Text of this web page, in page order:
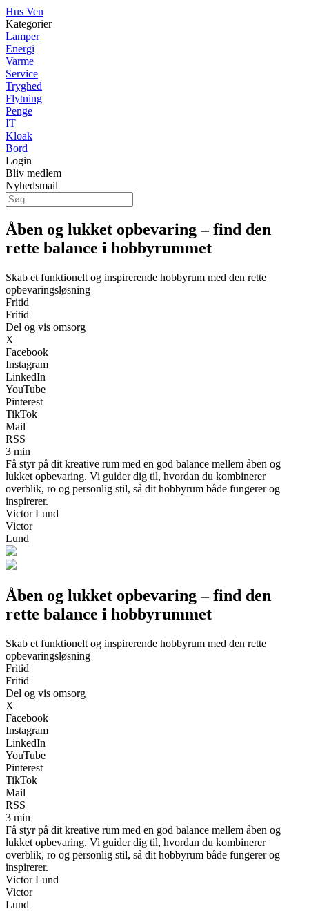
Hus Ven
Kategorier
Lamper
Energi
Varme
Service
Tryghed
Flytning
Penge
IT
Kloak
Bord
Login
Bliv medlem
Nyhedsmail
Åben og lukket opbevaring – find den
rette balance i hobbyrummet
Skab et funktionelt og inspirerende hobbyrum med den rette
opbevaringsløsning
Fritid
Fritid
Del og vis omsorg
X
Facebook
Instagram
LinkedIn
YouTube
Pinterest
TikTok
Mail
RSS
3 min
Få styr på dit kreative rum med en god balance mellem åben og
lukket opbevaring. Vi guider dig til, hvordan du kombinerer
overblik, ro og personlig stil, så dit hobbyrum både fungerer og
inspirerer.
Victor Lund
Victor
Lund
Åben og lukket opbevaring – find den
rette balance i hobbyrummet
Skab et funktionelt og inspirerende hobbyrum med den rette
opbevaringsløsning
Fritid
Fritid
Del og vis omsorg
X
Facebook
Instagram
LinkedIn
YouTube
Pinterest
TikTok
Mail
RSS
3 min
Få styr på dit kreative rum med en god balance mellem åben og
lukket opbevaring. Vi guider dig til, hvordan du kombinerer
overblik, ro og personlig stil, så dit hobbyrum både fungerer og
inspirerer.
Victor Lund
Victor
Lund